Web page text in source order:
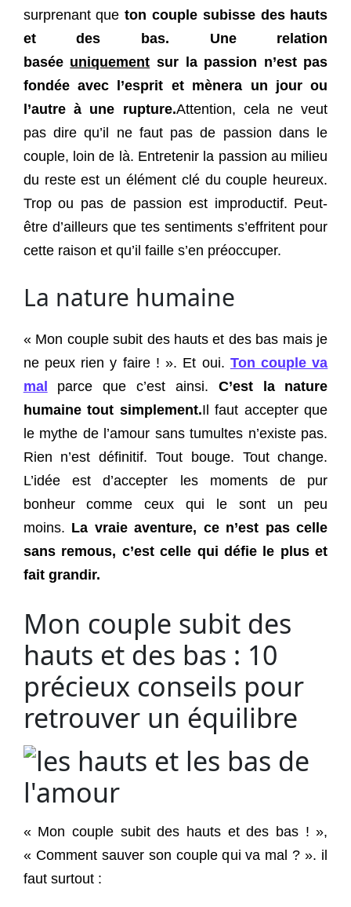
surprenant queton couple subisse des hauts
et des bas.
Une relation
basée uniquement sur la passion n’est pas
fondée avec l’esprit et mènera un jour ou
l’autre à une rupture.Attention, cela ne veut
pas dire qu’il ne faut pas de passion dans le
couple, loin de là. Entretenir la passion au milieu
du reste est un élément clé du couple heureux.
Trop ou pas de passion est improductif. Peut-
être d’ailleurs que tes sentiments s’effritent pour
cette raison et qu’il faille s’en préoccuper.
La nature humaine
« Mon couple subit des hauts et des bas mais je
ne peux rien y faire ! ». Et oui. Ton couple va
mal
parce que c’est ainsi. C’est la nature
humaine tout simplement.Il faut accepter que
le mythe de l’amour sans tumultes n’existe pas.
Rien n’est définitif. Tout bouge. Tout change.
L’idée est d’accepter les moments de pur
bonheur comme ceux qui le sont un peu
moins. La vraie aventure, ce n’est pas celle
sans remous, c’est celle qui défie le plus et
fait grandir.
Mon couple subit des
hauts et des bas : 10
précieux conseils pour
retrouver un équilibre
« Mon couple subit des hauts et des bas ! »,
« Comment sauver son couple qui va mal ? ». il
faut surtout :